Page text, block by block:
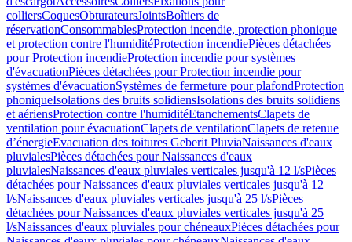
colliersCoquesObturateursJointsBoîtiers de
réservationConsommablesProtection incendie, protection phonique
et protection contre l'humiditéProtection incendiePièces détachées
pour Protection incendieProtection incendie pour systèmes
d'évacuationPièces détachées pour Protection incendie pour
systèmes d'évacuationSystèmes de fermeture pour plafondProtection
phoniqueIsolations des bruits solidiensIsolations des bruits solidiens
et aériensProtection contre l'humiditéEtanchementsClapets de
ventilation pour évacuationClapets de ventilationClapets de retenue
d’énergieEvacuation des toitures Geberit PluviaNaissances d'eaux
pluvialesPièces détachées pour Naissances d'eaux
pluvialesNaissances d'eaux pluviales verticales jusqu'à 12 l/sPièces
détachées pour Naissances d'eaux pluviales verticales jusqu'à 12
l/sNaissances d'eaux pluviales verticales jusqu'à 25 l/sPièces
détachées pour Naissances d'eaux pluviales verticales jusqu'à 25
l/sNaissances d'eaux pluviales pour chéneauxPièces détachées pour